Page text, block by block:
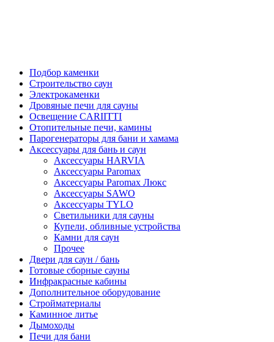
Подбор каменки
Строительство саун
Электрокаменки
Дровяные печи для сауны
Освещение CARIITTI
Отопительные печи, камины
Парогенераторы для бани и хамама
Аксессуары для бань и саун
Аксессуары HARVIA
Аксессуары Paromax
Аксессуары Paromax Люкс
Аксессуары SAWO
Аксессуары TYLO
Светильники для сауны
Купели, обливные устройства
Камни для саун
Прочее
Двери для саун / бань
Готовые сборные сауны
Инфракрасные кабины
Дополнительное оборудование
Стройматериалы
Каминное литье
Дымоходы
Печи для бани